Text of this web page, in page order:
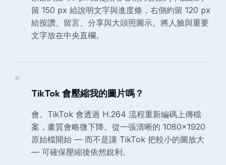
留 150 px 給說明文字與進度條，右側約留 120 px
給按讚、留言、分享與大頭照圖示。將人臉與重要
文字放在中央直欄。
TikTok 會壓縮我的圖片嗎？
會。TikTok 會透過 H.264 流程重新編碼上傳檔
案，畫質會略微下降。從一張清晰的 1080×1920
原始檔開始 — 而不是讓 TikTok 把較小的圖放大
— 可確保壓縮後依然銳利。